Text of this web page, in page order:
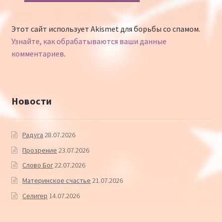
Этот сайт использует Akismet для борьбы со спамом.
Узнайте, как обрабатываются ваши данные
комментариев.
Новости
Радуга 28.07.2026
Прозрение 23.07.2026
Слово Бог22.07.2026
Материнское счастье 21.07.2026
Селигер 14.07.2026